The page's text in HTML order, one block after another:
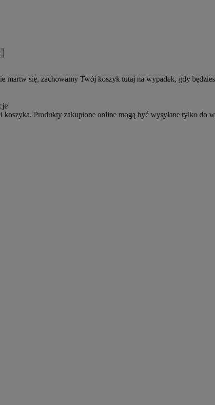
martw się, zachowamy Twój koszyk tutaj na wypadek, gdy
Produkty zakupione online mogą być wysyłane tylko do